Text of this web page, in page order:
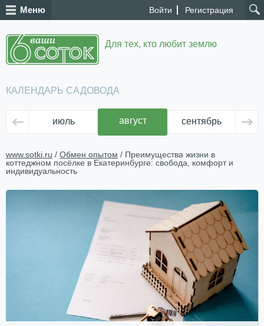
Войти Регистрация
Меню
Для тех, кто любит землю
КАЛЕНДАРЬ САДОВОДА
июль август сентябрь
www.sotki.ru / Обмен опытом / Преимущества жизни в
коттеджном посёлке в Екатеринбурге: свобода, комфорт и
индивидуальность